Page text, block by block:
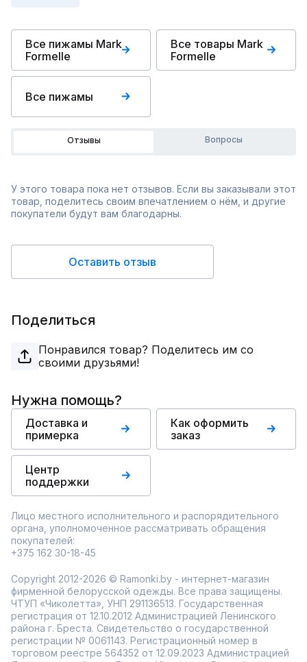
Все пижамы Mark
Formelle
Все товары Mark
Formelle
Все пижамы
Отзывы Вопросы
У этого товара пока нет отзывов. Если вы заказывали этот
товар, поделитесь своим впечатлением о нём, и другие
покупатели будут вам благодарны.
Оставить отзыв
Поделиться
Понравился товар? Поделитесь им со
своими друзьями!
Нужна помощь?
Доставка и
примерка
Как оформить
заказ
Центр
поддержки
Лицо местного исполнительного и распорядительного
органа, уполномоченное рассматривать обращения
покупателей:
+375 162 30-18-45
Copyright 2012-2026 © Ramonki.by - интернет-магазин
фирменной белорусской одежды. Все права защищены.
ЧТУП «Чиколетта», УНП 291136513. Государственная
регистрация от 12.10.2012 Администрацией Ленинского
района г. Бреста. Свидетельство о государственной
регистрации № 0061143. Регистрационный номер в
торговом реестре 564352 от 12.09.2023 Администрацией